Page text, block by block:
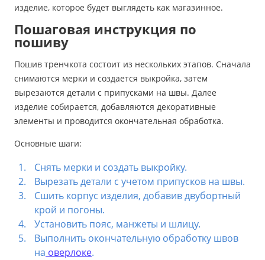
изделие, которое будет выглядеть как магазинное.
Пошаговая инструкция по
пошиву
Пошив тренчкота состоит из нескольких этапов. Сначала
снимаются мерки и создается выкройка, затем
вырезаются детали с припусками на швы. Далее
изделие собирается, добавляются декоративные
элементы и проводится окончательная обработка.
Основные шаги:
Снять мерки и создать выкройку.
Вырезать детали с учетом припусков на швы.
Сшить корпус изделия, добавив двубортный
крой и погоны.
Установить пояс, манжеты и шлицу.
Выполнить окончательную обработку швов
на оверлоке.